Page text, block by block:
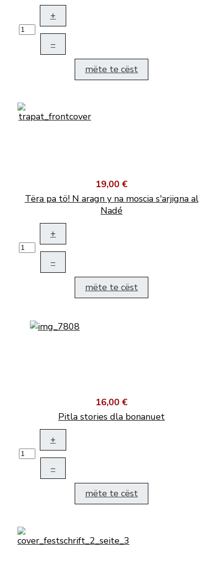
+
–
mëte te cëst
19,00 €
Tëra pa tö! N aragn y na moscia s'arjigna al
Nadé
+
–
mëte te cëst
16,00 €
Pitla stories dla bonanuet
+
–
mëte te cëst